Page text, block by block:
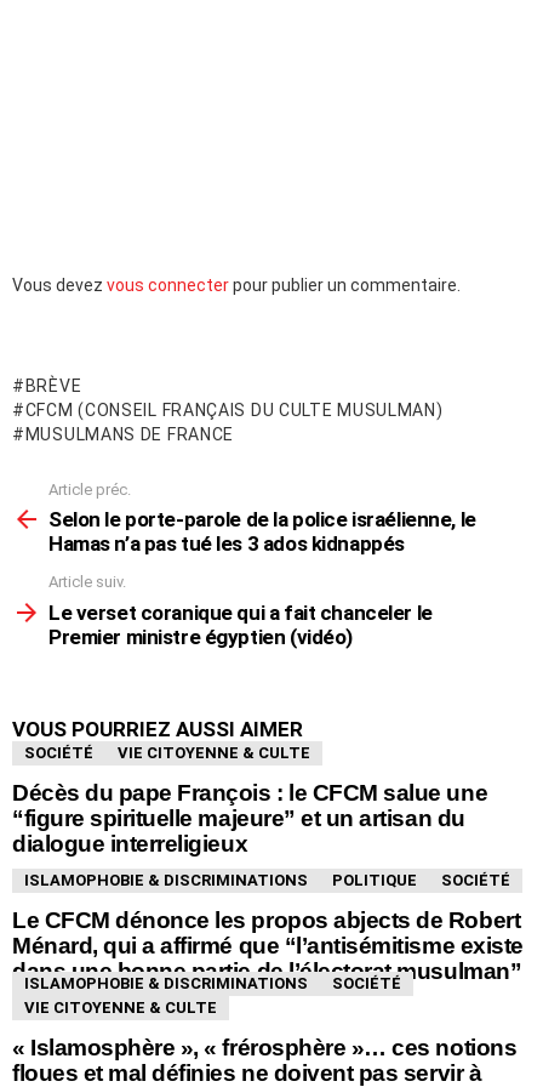
Laisser
Vous devez vous connecterpour publier un commentaire.
BRÈVE
CFCM (CONSEIL FRANÇAIS DU CULTE MUSULMAN)
MUSULMANS DE FRANCE
voir
Article préc.
Selon le porte-parole de la police israélienne, le
Hamas n’a pas tué les 3 ados kidnappés
Article suiv.
Le verset coranique qui a fait chanceler le
Premier ministre égyptien (vidéo)
VOUS POURRIEZ AUSSI AIMER
SOCIÉTÉ VIE CITOYENNE & CULTE
Décès du pape François : le CFCM salue une
“figure spirituelle majeure” et un artisan du
dialogue interreligieux
ISLAMOPHOBIE & DISCRIMINATIONS POLITIQUE SOCIÉTÉ
Le CFCM dénonce les propos abjects de Robert
Ménard, qui a affirmé que “l’antisémitisme existe
dans une bonne partie de l’électorat musulman”
ISLAMOPHOBIE & DISCRIMINATIONS
SOCIÉTÉ
VIE CITOYENNE & CULTE
« Islamosphère », « frérosphère »… ces notions
floues et mal définies ne doivent pas servir à